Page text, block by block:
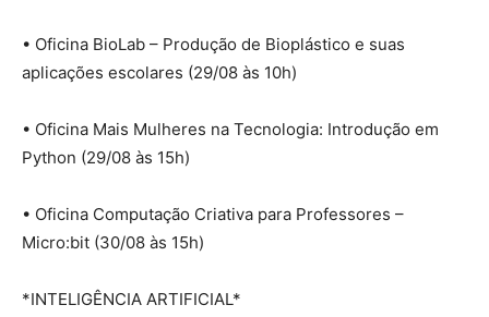
• Oficina BioLab – Produção de Bioplástico e suas
aplicações escolares (29/08 às 10h)
• Oficina Mais Mulheres na Tecnologia: Introdução em
Python (29/08 às 15h)
• Oficina Computação Criativa para Professores –
Micro:bit (30/08 às 15h)
*INTELIGÊNCIA ARTIFICIAL*